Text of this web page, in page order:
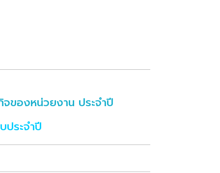
จของหน่วยงาน ประจำปี
ประจำปี